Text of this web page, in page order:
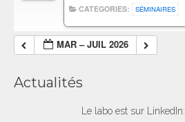
CATEGORIES: SÉMINAIRES
MAR – JUIL 2026
Actualités
Le labo est sur LinkedIn: